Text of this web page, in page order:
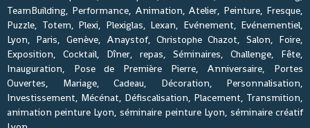
TeamBuilding, Performance, Animation, Atelier, Peinture, Fresque,
Puzzle, Totem, Plexi, Plexiglas, Lexan, Evénement, Evénementiel,
Lyon, Paris, Genève, Anaystof, Christophe Chazot, Salon, Foire,
Exposition, Cocktail, Dîner, repas, Séminaires, Challenge, Fête,
Inauguration, Pose de Première Pierre, Anniversaire, Portes
Ouvertes, Mariage, Cadeau, Décoration, Personnalisation,
Investissement, Mécénat, Défiscalisation, Placement, Transmition,
animation peinture Lyon, séminaire peinture Lyon, séminaire créatif